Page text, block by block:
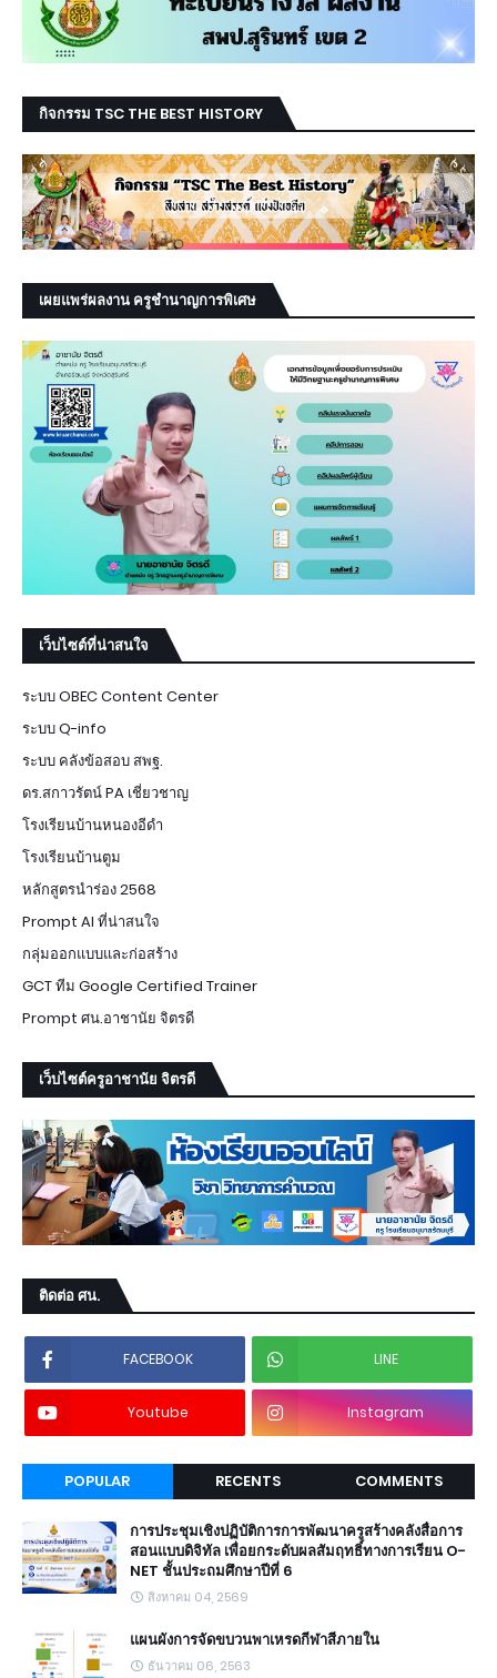
กิจกรรม TSC THE BEST HISTORY
เผยแพร่ผลงาน ครูชำนาญการพิเศษ
เว็บไซต์ที่น่าสนใจ
ระบบ OBEC Content Center
ระบบ Q-info
ระบบ คลังข้อสอบ สพฐ.
ดร.สกาวรัตน์ PA เชี่ยวชาญ
โรงเรียนบ้านหนองอีดำ
โรงเรียนบ้านตูม
หลักสูตรนำร่อง 2568
Prompt AI ที่น่าสนใจ
กลุ่มออกแบบและก่อสร้าง
GCT ทีม Google Certified Trainer
Prompt ศน.อาชานัย จิตรดี
เว็บไซต์ครูอาชานัย จิตรดี
ติดต่อ ศน.
FACEBOOK LINE
Youtube Instagram
POPULAR RECENTS COMMENTS
การประชุมเชิงปฏิบัติการการพัฒนาครูสร้างคลังสื่อการ
สอนแบบดิจิทัล เพื่อยกระดับผลสัมฤทธิ์ทางการเรียน O-
NET ชั้นประถมศึกษาปีที่ 6
สิงหาคม 04, 2569
แผนผังการจัดขบวนพาเหรดกีฬาสีภายใน
ธันวาคม 06, 2563